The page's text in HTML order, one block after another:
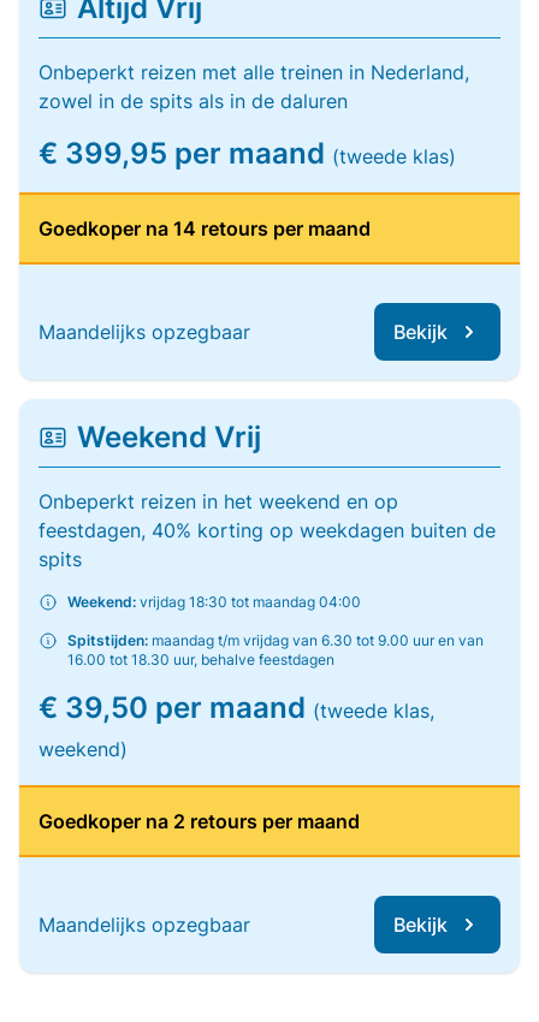
Altijd Vrij
Onbeperkt reizen met alle treinen in Nederland,
zowel in de spits als in de daluren
€ 399,95 per maand (tweede klas)
Goedkoper na 14 retours per maand
Maandelijks opzegbaar Bekijk
Weekend Vrij
Onbeperkt reizen in het weekend en op
feestdagen, 40% korting op weekdagen buiten de
spits
Weekend: vrijdag 18:30 tot maandag 04:00
Spitstijden: maandag t/m vrijdag van 6.30 tot 9.00 uur en van
16.00 tot 18.30 uur, behalve feestdagen
€ 39,50 per maand (tweede klas,
weekend)
Goedkoper na 2 retours per maand
Maandelijks opzegbaar Bekijk